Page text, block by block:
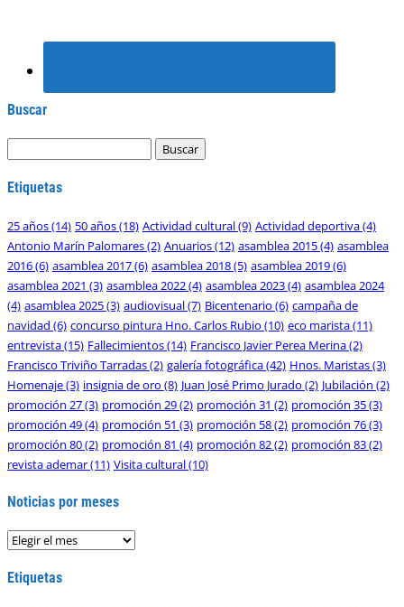
Buscar
Etiquetas
25 años(14) 50 años(18) Actividad cultural(9) Actividad deportiva(4)
Antonio Marín Palomares(2) Anuarios(12) asamblea 2015(4) asamblea
2016(6) asamblea 2017(6) asamblea 2018(5) asamblea 2019(6)
asamblea 2021 (3) asamblea 2022(4) asamblea 2023(4) asamblea 2024
(4) asamblea 2025(3) audiovisual(7) Bicentenario (6) campaña de
navidad (6) concurso pintura Hno. Carlos Rubio (10) eco marista(11)
entrevista(15) Fallecimientos(14) Francisco Javier Perea Merina(2)
Francisco Triviño Tarradas(2) galería fotográfica(42) Hnos. Maristas(3)
Homenaje(3) insignia de oro (8) Juan José Primo Jurado (2) Jubilación (2)
promoción 27(3) promoción 29(2) promoción 31 (2) promoción 35(3)
promoción 49(4) promoción 51 (3) promoción 58(2) promoción 76(3)
promoción 80(2) promoción 81 (4) promoción 82(2) promoción 83(2)
revista ademar(11) Visita cultural(10)
Noticias por meses
Noticias
meses
Etiquetas